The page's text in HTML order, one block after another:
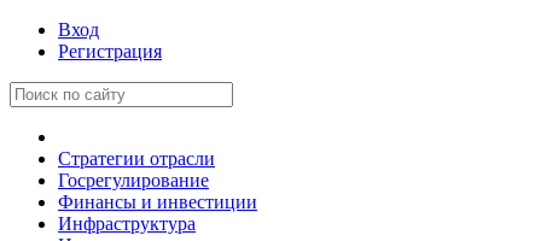
Вход
Регистрация
Стратегии отрасли
Госрегулирование
Финансы и инвестиции
Инфраструктура